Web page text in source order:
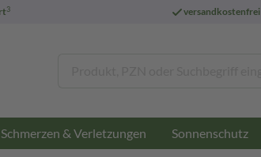
3 versandkostenfrei
Schmerzen & Verletzungen Sonnenschutz